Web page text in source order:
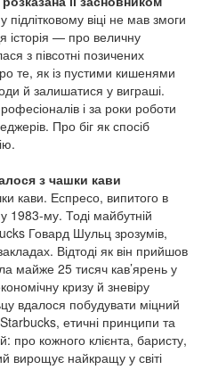
віці не мав змоги
історія — про величну
з півсотні позичених
те, як із пустими кишенями
й залишатися у виграші.
і за роки роботи
Про біг як спосіб
з чашки кави
кави. Еспресо, випитого в
у 1983-му. Тоді майбутній
Говард Шульц зрозумів,
Відтоді як він прийшов
майже 25 тисяч кав’ярень у
кризу й зневіру
вдалося побудувати міцний
етичні принципи та
кожного клієнта, баристу,
найкращу у світі